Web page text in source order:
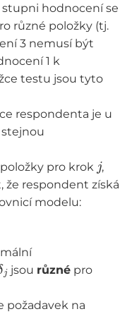
hodnocení se
různé položky (tj.
3 nemusí být
1 k
testu jsou tyto
respondenta je u
pro krok
,
že respondent získá
modelu:
j
jsou různé pro
požadavek na